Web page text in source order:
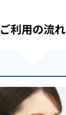
ご利用の流れ